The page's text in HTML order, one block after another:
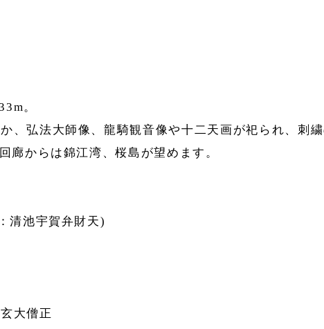
。
、弘法大師像、龍騎観音像や十二天画が祀られ、刺
廊からは錦江湾、桜島が望めます。
清池宇賀弁財天)
大僧正